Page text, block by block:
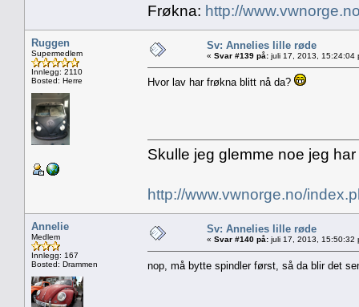
Frøkna: http://
Ruggen
Supermedlem
Innlegg: 2110
Bosted: Herre
Sv: Annelies lille røde
« Svar #139 på: juli 17, 2013, 15:24:04
Hvor lav har frøkna blitt nå da?
Skulle jeg glemme noe jeg
http://www.vwnorge.no/
Annelie
Medlem
Innlegg: 167
Bosted: Drammen
Sv: Annelies lille røde
« Svar #140 på: juli 17, 2013, 15:50:32
nop, må bytte spindler først, så da blir det